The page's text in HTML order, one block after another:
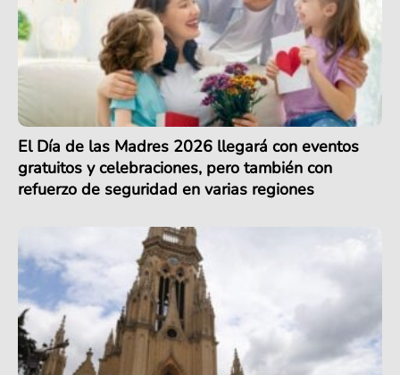
El Día de las Madres 2026 llegará con eventos
gratuitos y celebraciones, pero también con
refuerzo de seguridad en varias regiones